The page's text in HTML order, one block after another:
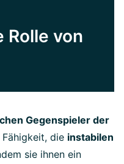
Rolle von
Gegenspieler der
die instabilen
sie ihnen ein